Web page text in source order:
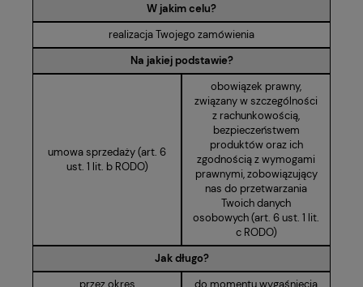
W jakim celu?
realizacja Twojego zamówienia
Na jakiej podstawie?
umowa sprzedaży (art. 6
ust. 1 lit. b RODO)
obowiązek prawny,
związany w szczególności
z rachunkowością,
bezpieczeństwem
produktów oraz ich
zgodnością z wymogami
prawnymi, zobowiązujący
nas do przetwarzania
Twoich danych
osobowych (art. 6 ust. 1 lit.
c RODO)
Jak długo?
przez okres
do momentu wygaśnięcia